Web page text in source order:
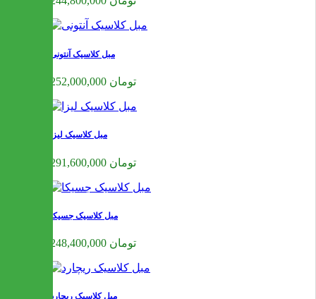
مبل کلاسیک آنتونی
252,000,000 تومان
مبل کلاسیک لیزا
291,600,000 تومان
مبل کلاسیک جسیکا
248,400,000 تومان
مبل کلاسیک ریچارد